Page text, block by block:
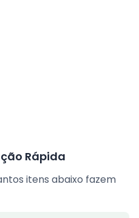
Rápida
itens abaixo fazem